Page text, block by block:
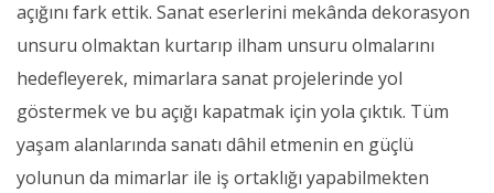
açığını fark ettik. Sanat eserlerini mekânda dekorasyon
unsuru olmaktan kurtarıp ilham unsuru olmalarını
hedefleyerek, mimarlara sanat projelerinde yol
göstermek ve bu açığı kapatmak için yola çıktık. Tüm
yaşam alanlarında sanatı dâhil etmenin en güçlü
yolunun da mimarlar ile iş ortaklığı yapabilmekten